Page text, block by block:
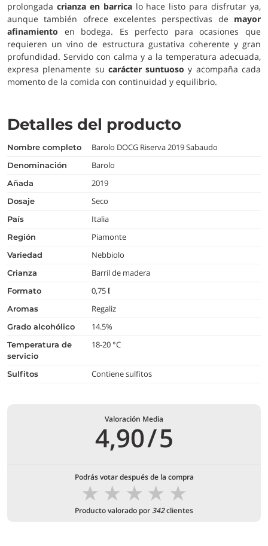
prolongada crianza en barricalo hace listo para disfrutar ya,
aunque también ofrece excelentes perspectivas de mayor
afinamiento en bodega. Es perfecto para ocasiones que
requieren un vino de estructura gustativa coherente y gran
profundidad. Servido con calma y a la temperatura adecuada,
expresa plenamente su carácter suntuoso y acompaña cada
momento de la comida con continuidad y equilibrio.
Detalles del producto
nombre completo Barolo DOCG Riserva 2019 Sabaudo
denominación Barolo
añada 2019
dosaje Seco
país Italia
región Piamonte
variedad Nebbiolo
crianza Barril de madera
formato 0,75 ℓ
aromas Regaliz
grado alcohólico 14.5%
temperatura de
servicio
18-20 °C
Sulfitos Contiene sulfitos
Valoración Media
4,90/5
Podrás votar después de la compra
★
★
★
★
★
Producto valorado por342clientes